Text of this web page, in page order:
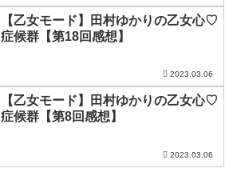
【乙女モード】田村ゆかりの乙女心♡
症候群【第18回感想】
2023.03.06
【乙女モード】田村ゆかりの乙女心♡
症候群【第8回感想】
2023.03.06